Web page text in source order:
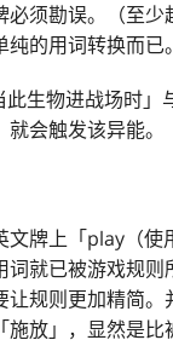
须勘误。（至
的用词转换而
生物进战场时
会触发该异能。
文牌上「play（
词就已被游戏规
规则更加精简。
放」，显然是比